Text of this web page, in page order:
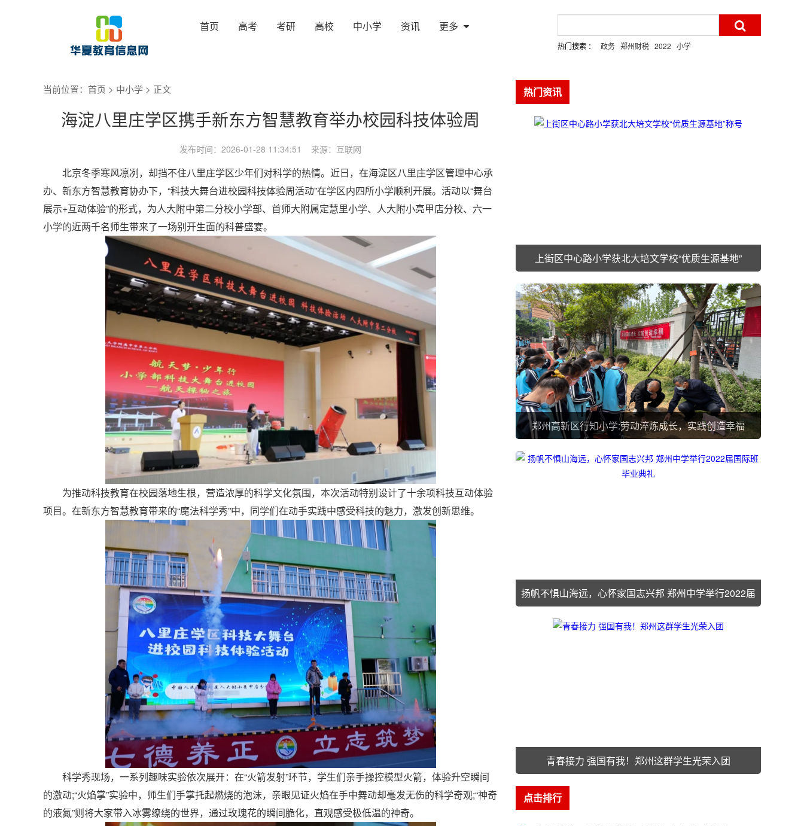
首页 高考 考研 高校 中小学 资讯 更多
热门搜索 ： 政务 郑州财税 2022 小学
当前位置： 首页 > 中小学 > 正文
海淀八里庄学区携手新东方智慧教育举办校园科技体验周
发布时间：2026-01-28 11:34:51 来源：互联网
北京冬季寒风凛冽，却挡不住八里庄学区少年们对科学的热情。近日，在海淀区八里庄学区管理中心承
办、新东方智慧教育协办下，“科技大舞台进校园科技体验周活动”在学区内四所小学顺利开展。活动以“舞台
展示+互动体验”的形式，为人大附中第二分校小学部、首师大附属定慧里小学、人大附小亮甲店分校、六一
小学的近两千名师生带来了一场别开生面的科普盛宴。
为推动科技教育在校园落地生根，营造浓厚的科学文化氛围，本次活动特别设计了十余项科技互动体验
项目。在新东方智慧教育带来的“魔法科学秀”中，同学们在动手实践中感受科技的魅力，激发创新思维。
科学秀现场，一系列趣味实验依次展开：在“火箭发射”环节，学生们亲手操控模型火箭，体验升空瞬间
的激动;“火焰掌”实验中，师生们手掌托起燃烧的泡沫，亲眼见证火焰在手中舞动却毫发无伤的科学奇观;“神奇
的液氮”则将大家带入冰雾缭绕的世界，通过玫瑰花的瞬间脆化，直观感受极低温的神奇。
热门资讯
上街区中心路小学获北大培文学校“优质生源基地”
郑州高新区行知小学:劳动淬炼成长，实践创造幸福
扬帆不惧山海远，心怀家国志兴邦 郑州中学举行2022届
青春接力 强国有我！郑州这群学生光荣入团
点击排行